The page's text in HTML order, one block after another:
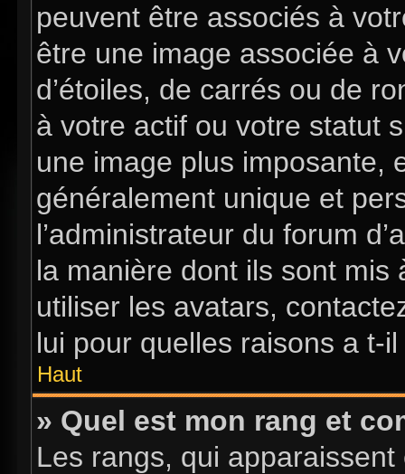
peuvent être associés à
être une image associée à
d’étoiles, de carrés ou de
à votre actif ou votre statut
une image plus imposante,
généralement unique et
l’administrateur du forum
la manière dont ils sont mis
utiliser les avatars,
lui pour quelles raisons a t-
Haut
» Quel est mon rang et
Les rangs, qui